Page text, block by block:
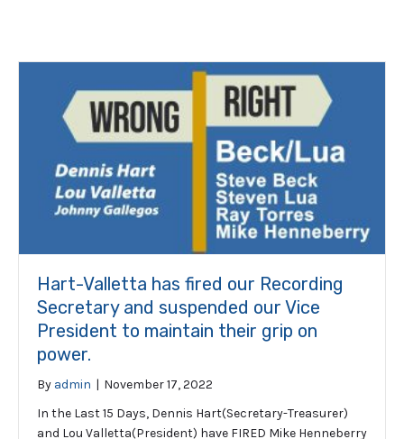
Hart-Valletta has fired our Recording
Secretary and suspended our Vice
President to maintain their grip on
power.
By admin | November 17, 2022
In the Last 15 Days, Dennis Hart(Secretary-Treasurer)
and Lou Valletta(President) have FIRED Mike Henneberry